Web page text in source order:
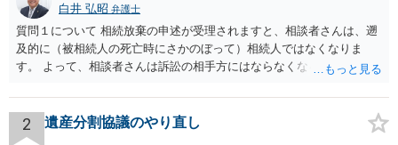
白井 弘昭 弁護士
質問１について 相続放棄の申述が受理されますと、相談者さんは、遡
及的に（被相続人の死亡時にさかのぼって）相続人ではなくなりま
す。 よって、相談者さんは訴訟の相手方にはならなくなるので（明け
理証明を家庭裁判所で取得し、コピーを答弁書に添えて裁判所に提出
してください。 質問２について 請求棄却を求める答弁書を提出すれ
ば、第１回期日は出席する必要がありません。その日は差支え（用事
2 遺産分割協議のやり直し